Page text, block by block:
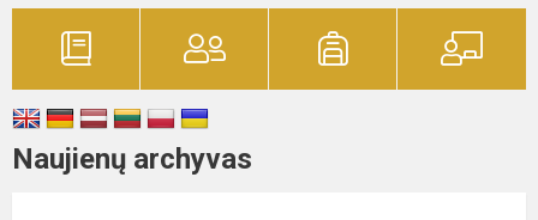
Naujienų archyvas